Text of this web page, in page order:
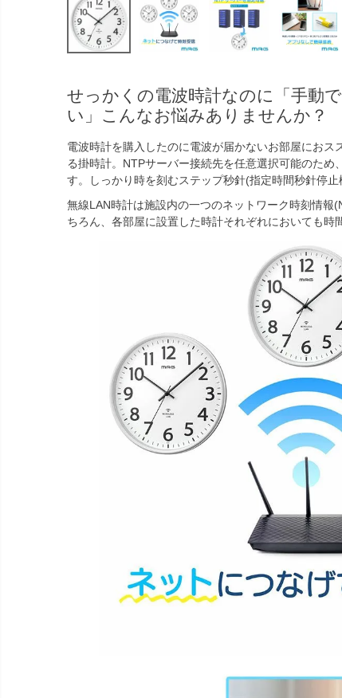
せっかくの電波時計なのに「手動
い」こんなお悩みありませんか？
電波時計を購入したのに電波が届かないお部屋におス
る掛時計。NTPサーバー接続先を任意選択可能のため
す。しっかり時を刻むステップ秒針(指定時間秒針停止
無線LAN時計は施設内の一つのネットワーク時刻情報
ちろん、各部屋に設置した時計それぞれにおいても時